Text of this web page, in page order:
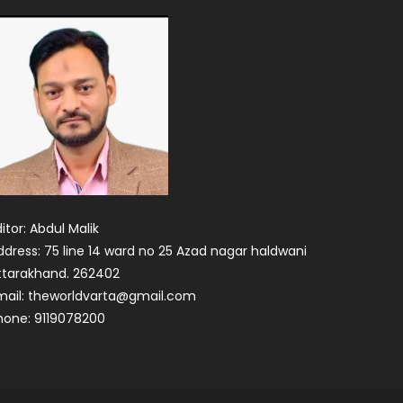
Abdul Malik
75 line 14 ward no 25 Azad nagar haldwani
262402
theworldvarta@gmail.com
9119078200